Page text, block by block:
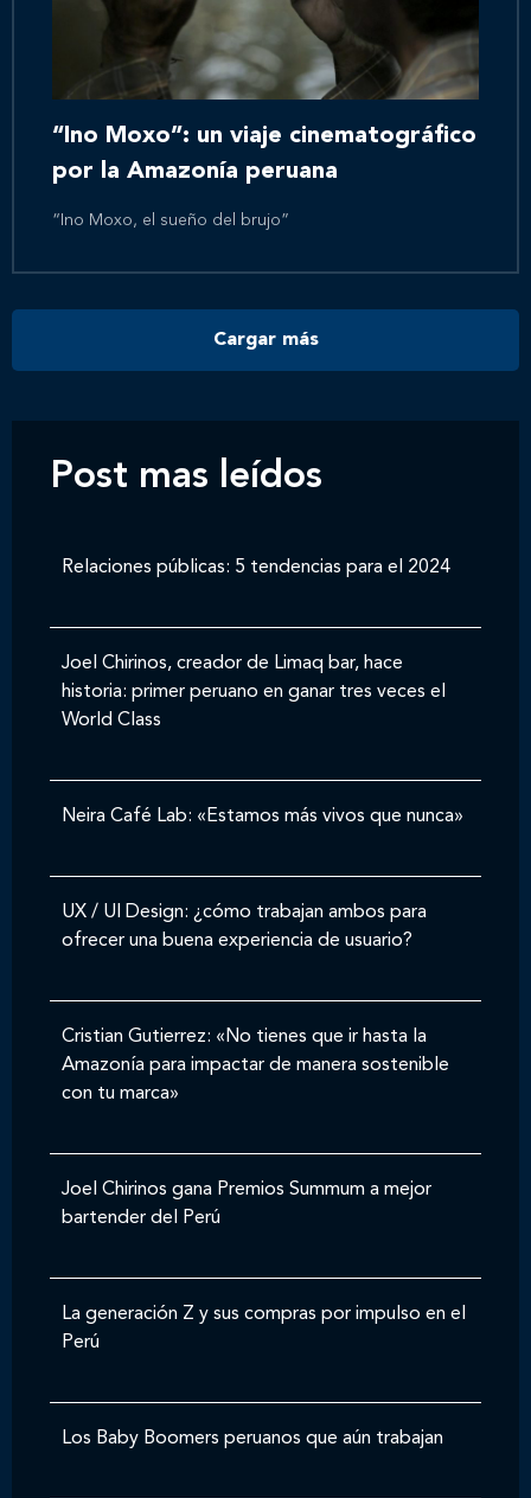
Inicio
Nosotros
Novedades
Contáctanos
“Ino Moxo”: un viaje cinematográfico
por la Amazonía peruana
“Ino Moxo, el sueño del brujo”
Cargar más
Post mas leídos
Relaciones públicas: 5 tendencias para el 2024
Joel Chirinos, creador de Limaq bar, hace
historia: primer peruano en ganar tres veces el
World Class
Neira Café Lab: «Estamos más vivos que nunca»
UX / UI Design: ¿cómo trabajan ambos para
ofrecer una buena experiencia de usuario?
Cristian Gutierrez: «No tienes que ir hasta la
Amazonía para impactar de manera sostenible
con tu marca»
Joel Chirinos gana Premios Summum a mejor
bartender del Perú
La generación Z y sus compras por impulso en el
Perú
Los Baby Boomers peruanos que aún trabajan